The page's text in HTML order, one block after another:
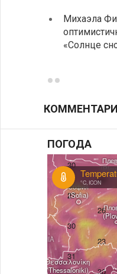
Михаэла
«Солнце
ПОГОДА